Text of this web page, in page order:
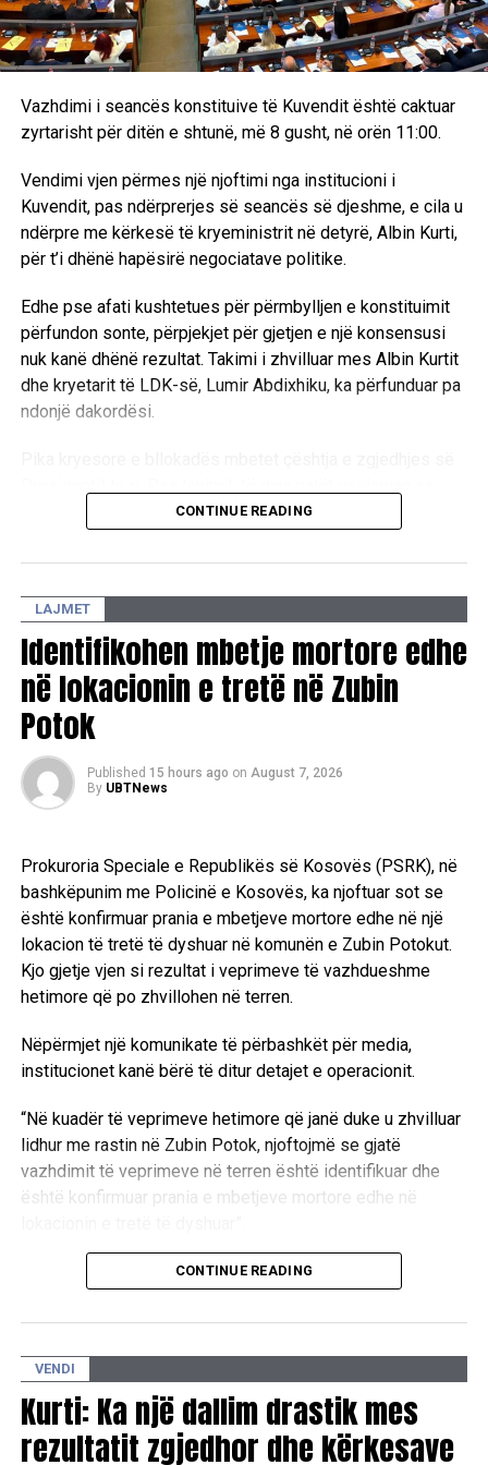
Vazhdimi i seancës konstituive të Kuvendit është caktuar
zyrtarisht për ditën e shtunë, më 8 gusht, në orën 11:00.
Vendimi vjen përmes një njoftimi nga institucioni i
Kuvendit, pas ndërprerjes së seancës së djeshme, e cila u
ndërpre me kërkesë të kryeministrit në detyrë, Albin Kurti,
për t’i dhënë hapësirë negociatave politike.
Edhe pse afati kushtetues për përmbylljen e konstituimit
përfundon sonte, përpjekjet për gjetjen e një konsensusi
nuk kanë dhënë rezultat. Takimi i zhvilluar mes Albin Kurtit
dhe kryetarit të LDK-së, Lumir Abdixhiku, ka përfunduar pa
ndonjë dakordësi.
mbeten ende larg një marrëveshjeje politike, duke
përket qëndrimeve për pozitat shtetrore. /E.A/
CONTINUE READING
LAJMET
Identifikohen mbetje mortore edhe
në lokacionin e tretë në Zubin
Potok
Published 15 hours ago on August 7, 2026
By UBTNews
Prokuroria Speciale e Republikës së Kosovës (PSRK), në
bashkëpunim me Policinë e Kosovës, ka njoftuar sot se
është konfirmuar prania e mbetjeve mortore edhe në një
lokacion të tretë të dyshuar në komunën e Zubin Potokut.
Kjo gjetje vjen si rezultat i veprimeve të vazhdueshme
hetimore që po zhvillohen në terren.
Nëpërmjet një komunikate të përbashkët për media,
institucionet kanë bërë të ditur detajet e operacionit.
“Në kuadër të veprimeve hetimore që janë duke u zhvilluar
lidhur me rastin në Zubin Potok, njoftojmë se gjatë
vazhdimit të veprimeve në terren është identifikuar dhe
është konfirmuar prania e mbetjeve mortore edhe në
Aktualisht, autoritetet kompetente janë duke kryer
procedurat e nevojshme hetimore, në koordinim të plotë
ndërmjet Prokurorisë Speciale dhe Policisë së Kosovës,
dhe institucioneve të tjera kompetente, me qëllim
zbardhjes së të gjitha rrethanave”.
CONTINUE READING
VENDI
Kurti: Ka një dallim drastik mes
rezultatit zgjedhor dhe kërkesave